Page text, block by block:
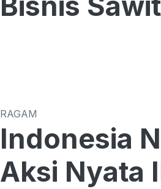
RAGAM
Indonesia
Aksi Nyata